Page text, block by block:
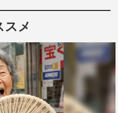
スメ